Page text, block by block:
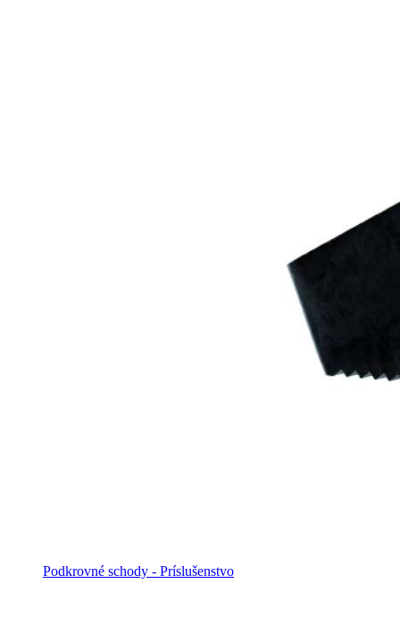
Podkrovné schody - Príslušenstvo